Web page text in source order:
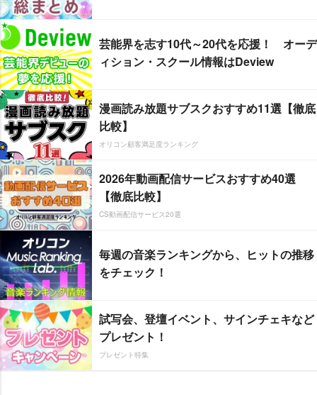
芸能界を志す10代～20代を応援！ オーデ
ィション・スクール情報はDeview
漫画読み放題サブスクおすすめ11選【徹底
比較】
オリコン顧客満足度ランキング
2026年動画配信サービスおすすめ40選
【徹底比較】
CS動画配信サービス20選
毎週の音楽ランキングから、ヒットの推移
をチェック！
試写会、登壇イベント、サインチェキなど
プレゼント！
プレゼント特集